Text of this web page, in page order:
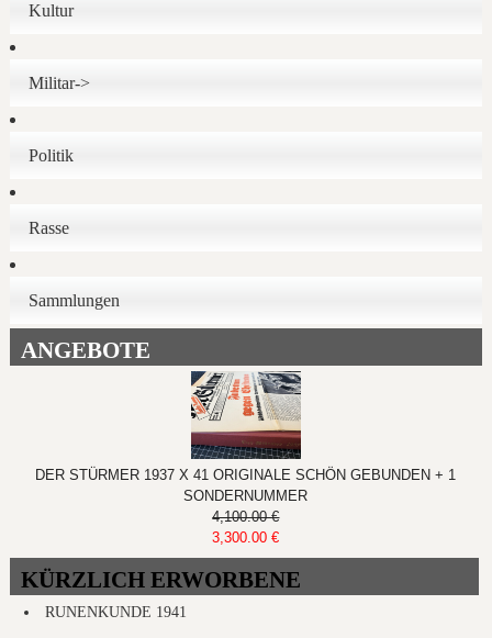
Kultur
Militar->
Politik
Rasse
Sammlungen
ANGEBOTE
DER STÜRMER 1937 X 41 ORIGINALE SCHÖN GEBUNDEN + 1
SONDERNUMMER
4,100.00 €
3,300.00 €
KÜRZLICH ERWORBENE
RUNENKUNDE 1941